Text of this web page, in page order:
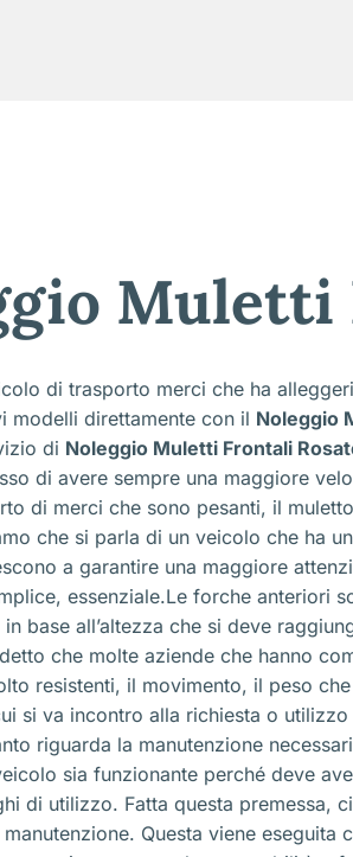
Muletti
di trasporto merci che ha
modelli direttamente con il Noleggio
di Noleggio Muletti Frontali
di avere sempre una maggiore
di merci che sono pesanti, il
che si parla di un veicolo che ha
a garantire una maggiore
essenziale.Le forche anteriori
base all’altezza che si deve
che molte aziende che hanno
resistenti, il movimento, il peso
si va incontro alla richiesta o utilizzo
riguarda la manutenzione
sia funzionante perché deve
di utilizzo. Fatta questa premessa,
manutenzione. Questa viene